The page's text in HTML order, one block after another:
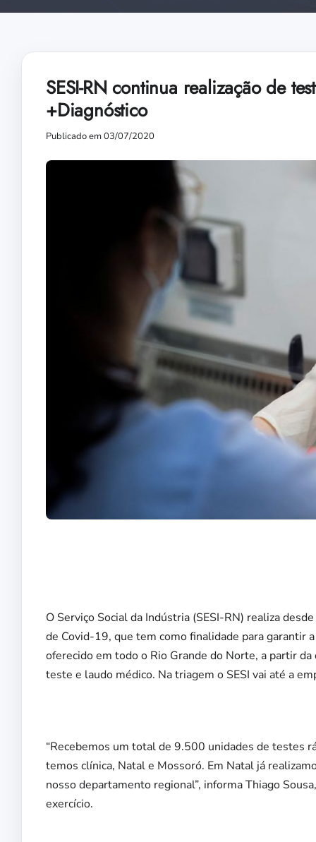
SESI-RN continua realização de
+Diagnóstico
Publicado em 03/07/2020
O Serviço Social da Indústria (SESI-RN) realiza
de Covid-19, que tem como finalidade para garantir
oferecido em todo o Rio Grande do Norte, a partir
teste e laudo médico. Na triagem o SESI vai até a
“Recebemos um total de 9.500 unidades de testes
temos clínica, Natal e Mossoró. Em Natal já
nosso departamento regional”, informa Thiago
exercício.